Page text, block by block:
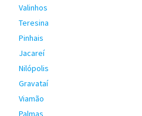
Valinhos
Teresina
Pinhais
Jacareí
Nilópolis
Gravataí
Viamão
Palmas